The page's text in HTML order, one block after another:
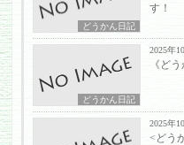
どうかん日記
す！
どうかん日記
2025年
《ど
2025年
<どう